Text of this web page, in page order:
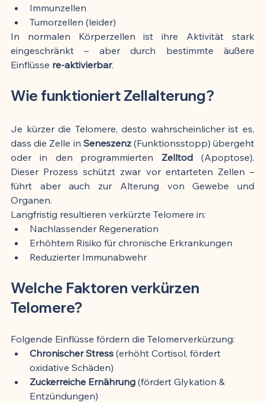
Immunzellen
Tumorzellen (leider)
In normalen Körperzellen ist ihre Aktivität stark
eingeschränkt – aber durch bestimmte äußere
Einflüsse re-aktivierbar.
Wie funktioniert Zellalterung?
Je kürzer die Telomere, desto wahrscheinlicher ist es,
dass die Zelle in Seneszenz (Funktionsstopp) übergeht
oder in den programmierten Zelltod (Apoptose).
Dieser Prozess schützt zwar vor entarteten Zellen –
führt aber auch zur Alterung von Gewebe und
Organen.
Langfristig resultieren verkürzte Telomere in:
Nachlassender Regeneration
Erhöhtem Risiko für chronische Erkrankungen
Reduzierter Immunabwehr
Welche Faktoren verkürzen
Telomere?
Folgende Einflüsse fördern die Telomerverkürzung:
Chronischer Stress (erhöht Cortisol, fördert
oxidative Schäden)
Zuckerreiche Ernährung (fördert Glykation &
Entzündungen)